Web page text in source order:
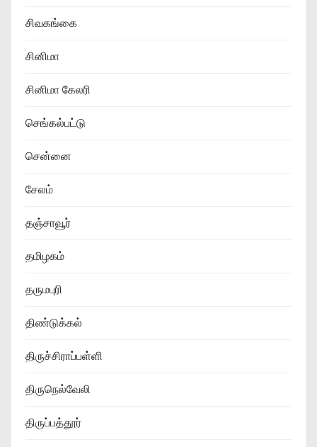
சிவகங்கை
சினிமா
சினிமா கேலரி
செங்கல்பட்டு
சென்னை
சேலம்
தஞ்சாவூர்
தமிழகம்
தருமபுரி
திண்டுக்கல்
திருச்சிராப்பள்ளி
திருநெல்வேலி
திருப்பத்தூர்